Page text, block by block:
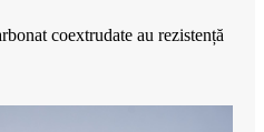
coextrudate au rezistență